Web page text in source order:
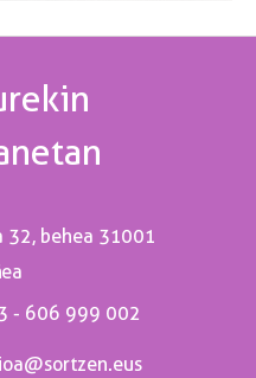
32, behea 31001
- 606 999 002